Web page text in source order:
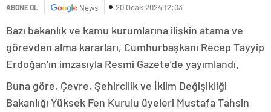
ABONE OL News 20 Ocak 2024 12:03
Bazı bakanlık ve kamu kurumlarına ilişkin atama ve
görevden alma kararları, Cumhurbaşkanı Recep Tayyip
Erdoğan’ın imzasıyla Resmi Gazete’de yayımlandı.
Buna göre, Çevre, Şehircilik ve İklim Değişikliği
Bakanlığı Yüksek Fen Kurulu üyeleri Mustafa Tahsin